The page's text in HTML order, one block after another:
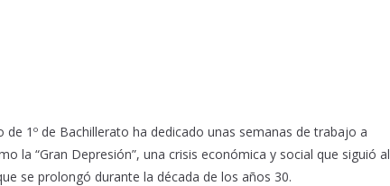
1º de Bachillerato ha dedicado unas semanas de trabajo a
la “Gran Depresión”, una crisis económica y social que siguió al
se prolongó durante la década de los años 30.